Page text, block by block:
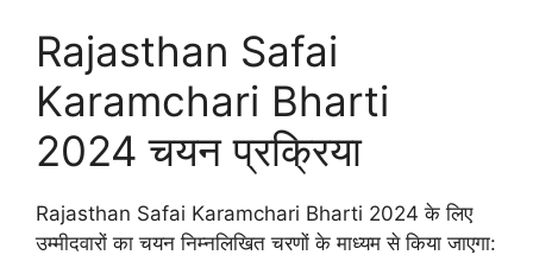
Rajasthan Safai
Karamchari Bharti
2024 चयन प्रक्रिया
Rajasthan Safai Karamchari Bharti 2024 के लिए
उम्मीदवारों का चयन निम्नलिखित चरणों के माध्यम से किया जाएगा: